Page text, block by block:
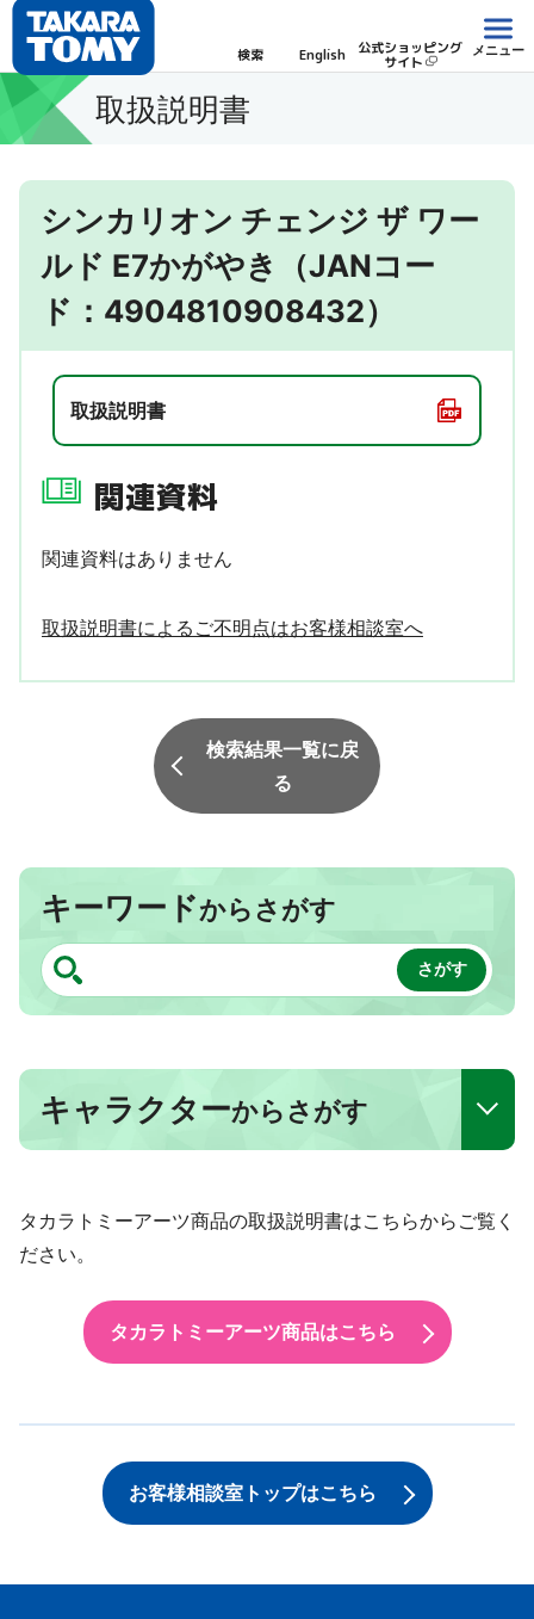
検索 English 公式ショッピング
サイト
メニュー
取扱説明書
シンカリオン チェンジ ザ ワー
ルド E7かがやき（JANコー
ド：4904810908432）
取扱説明書
関連資料
関連資料はありません
取扱説明書によるご不明点はお客様相談室へ
検索結果一覧に戻
る
キーワードからさがす
キャラクターからさがす
タカラトミーアーツ商品の取扱説明書はこちらからご覧く
ださい。
タカラトミーアーツ商品はこちら
お客様相談室トップはこちら